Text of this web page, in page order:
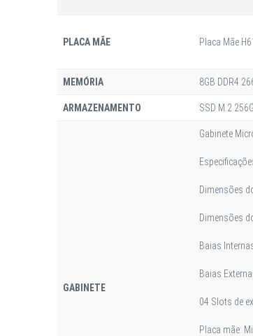
PLACA MÃE Placa Mãe
MEMÓRIA 8GB DDR4
ARMAZENAMENTO SSD M.2
GABINETE
Gabinete
Dimensões
Dimensões
Baias
Baias
04 Slots de
Placa mãe: